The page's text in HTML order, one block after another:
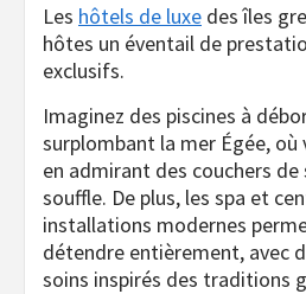
Les hôtels de luxe des îles
hôtes un éventail de
exclusifs.
Imaginez des piscines à
surplombant la mer Égée, où
en admirant des couchers de
souffle. De plus, les spa et
installations modernes
détendre entièrement, avec
soins inspirés des traditions